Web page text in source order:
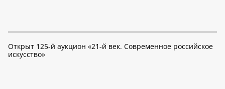
Открыт 125-й аукцион «21-й век. Современное российское
искусство»